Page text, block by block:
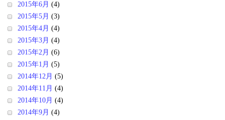
2015年6月 (4)
2015年5月 (3)
2015年4月 (4)
2015年3月 (4)
2015年2月 (6)
2015年1月 (5)
2014年12月 (5)
2014年11月 (4)
2014年10月 (4)
2014年9月 (4)